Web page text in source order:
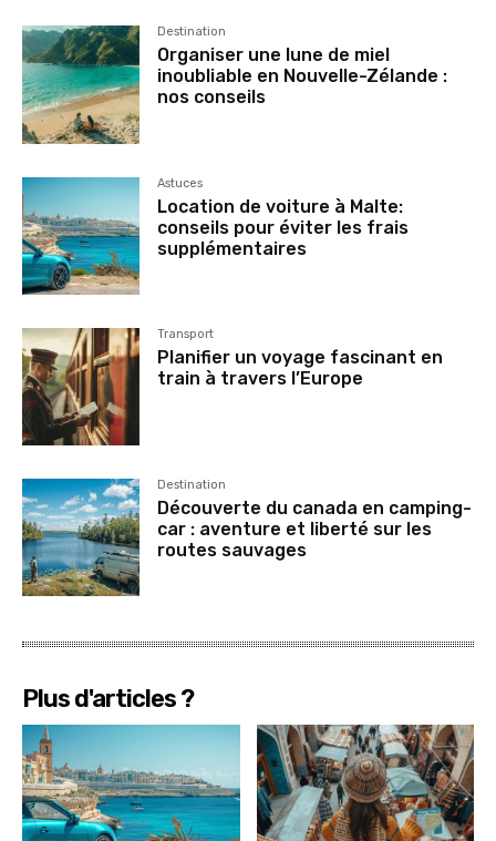
Destination
Organiser une lune de miel
inoubliable en Nouvelle-Zélande :
nos conseils
Astuces
Location de voiture à Malte:
conseils pour éviter les frais
supplémentaires
Transport
Planifier un voyage fascinant en
train à travers l’Europe
Destination
Découverte du canada en camping-
car : aventure et liberté sur les
routes sauvages
Plus d'articles ?